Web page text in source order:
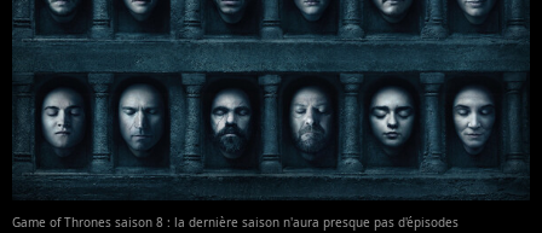
Game of Thrones saison 8 : la dernière saison n'aura presque pas d'épisodes